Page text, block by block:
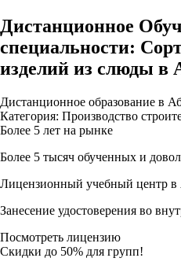
Дистанционное
специальности:
изделий из слюды в
Дистанционное образование в
Категория: Производство
Более 5 лет на рынке
Более 5 тысяч обученных и
Лицензионный учебный центр в
Занесение удостоверения во
Посмотреть лицензию
Скидки до 50% для групп!